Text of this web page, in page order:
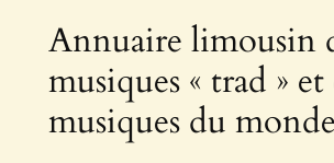
Annuaire limousin
musiques « trad » et
musiques du monde